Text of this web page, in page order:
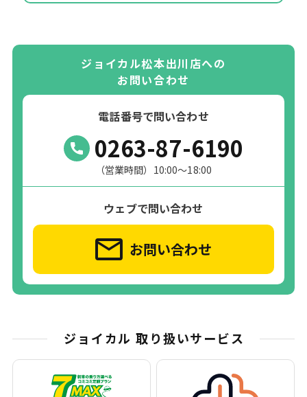
ジョイカル松本出川店への
お問い合わせ
電話番号で問い合わせ
0263-87-6190
（営業時間）10:00〜18:00
ウェブで問い合わせ
お問い合わせ
ジョイカル 取り扱いサービス